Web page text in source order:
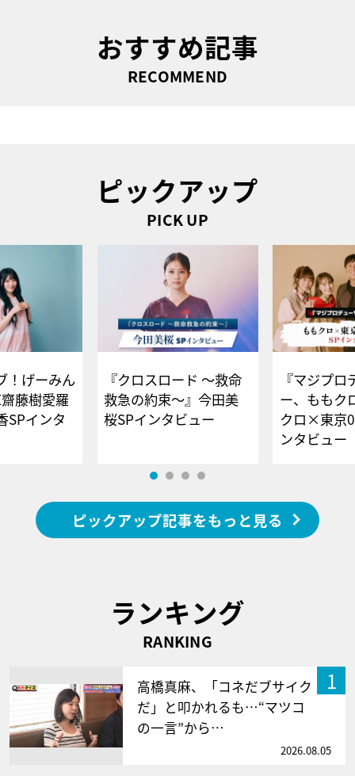
おすすめ記事
RECOMMEND
ピックアップ
PICK UP
！げーみん
藤樹愛羅
SPインタ
『クロスロード ～救命
救急の約束～』今田美
桜SPインタビュー
『マジプロ
ー、ももク
クロ×東京
ンタビュー
ピックアップ記事をもっと見る
ランキング
RANKING
1
高橋真麻、「コネだブサイク
だ」と叩かれるも…“マツコ
の一言”から…
2026.08.05